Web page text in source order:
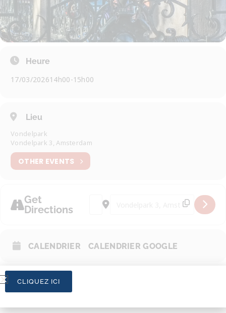
Heure
17/03/202614h00-15h00
Lieu
Vondelpark
Vondelpark 3, Amsterdam
OTHER EVENTS
Get
Directions
Address - Ça marche au Vondel
Destination Address - Ça marche
CALENDRIER CALENDRIER GOOGLE
CLIQUEZ ICI